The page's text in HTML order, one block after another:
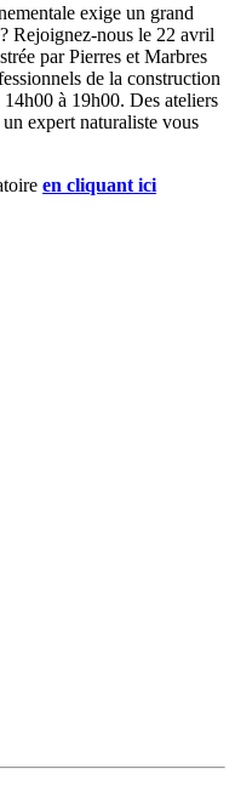
exige un grand
Rejoignez-nous le 22 avril
par Pierres et Marbres
de la construction
à 19h00. Des ateliers
expert naturaliste vous
en cliquant ici